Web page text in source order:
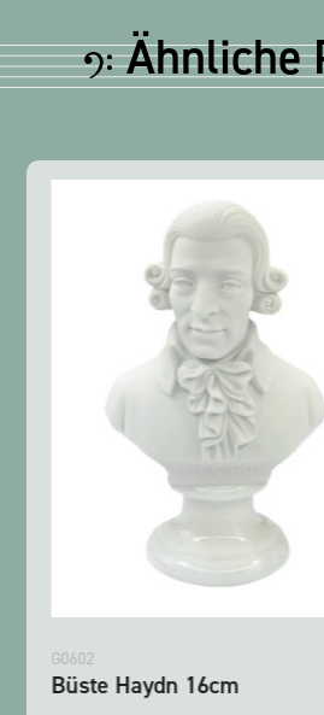
Ähnliche
G0602
Büste Haydn 16cm